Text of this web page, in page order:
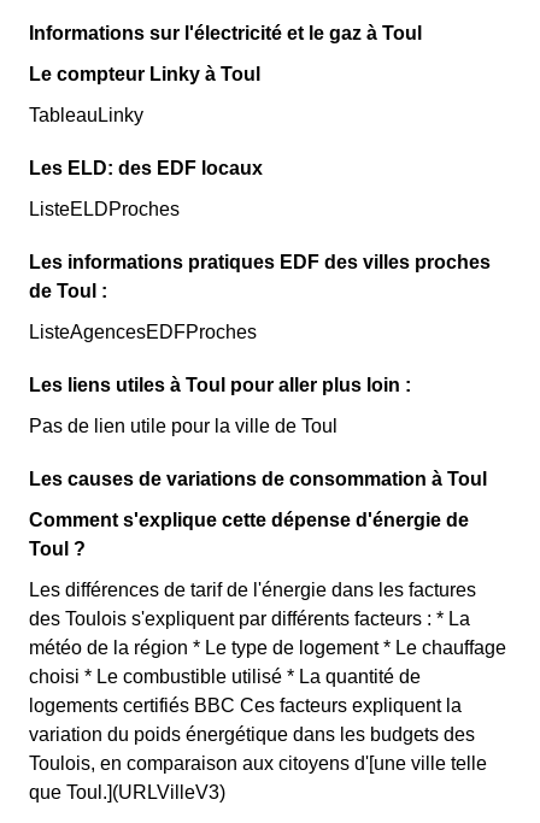
Informations sur l'électricité et le gaz à Toul
Le compteur Linky à Toul
TableauLinky
Les ELD: des EDF locaux
ListeELDProches
Les informations pratiques EDF des villes proches
de Toul :
ListeAgencesEDFProches
Les liens utiles à Toul pour aller plus loin :
Pas de lien utile pour la ville de Toul
Les causes de variations de consommation à Toul
Comment s'explique cette dépense d'énergie de
Toul ?
Les différences de tarif de l'énergie dans les factures
des Toulois s'expliquent par différents facteurs : * La
météo de la région * Le type de logement * Le chauffage
choisi * Le combustible utilisé * La quantité de
logements certifiés BBC Ces facteurs expliquent la
variation du poids énergétique dans les budgets des
Toulois, en comparaison aux citoyens d'[une ville telle
que Toul.](URLVilleV3)